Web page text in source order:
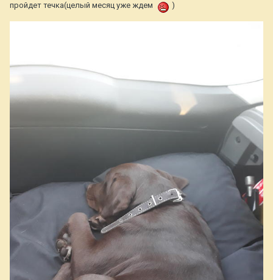
пройдет течка(целый месяц уже ждем
)